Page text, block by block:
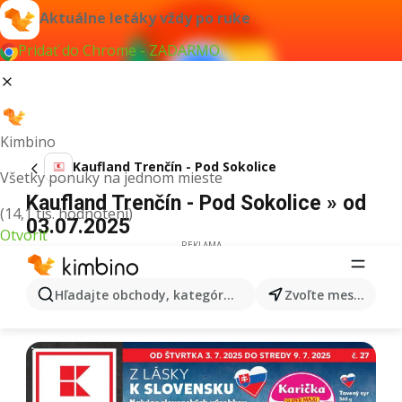
Aktuálne letáky vždy po ruke
Pridať do Chrome - ZADARMO
Kimbino
Všetky ponuky na jednom mieste
(14,1 tis. hodnotení)
Otvoriť
Hľadajte obchody, kategórie, produkty... Zvoľte mesto
Kaufland Trenčín - Pod Sokolice
Kaufland Trenčín - Pod Sokolice » od
03.07.2025
REKLAMA